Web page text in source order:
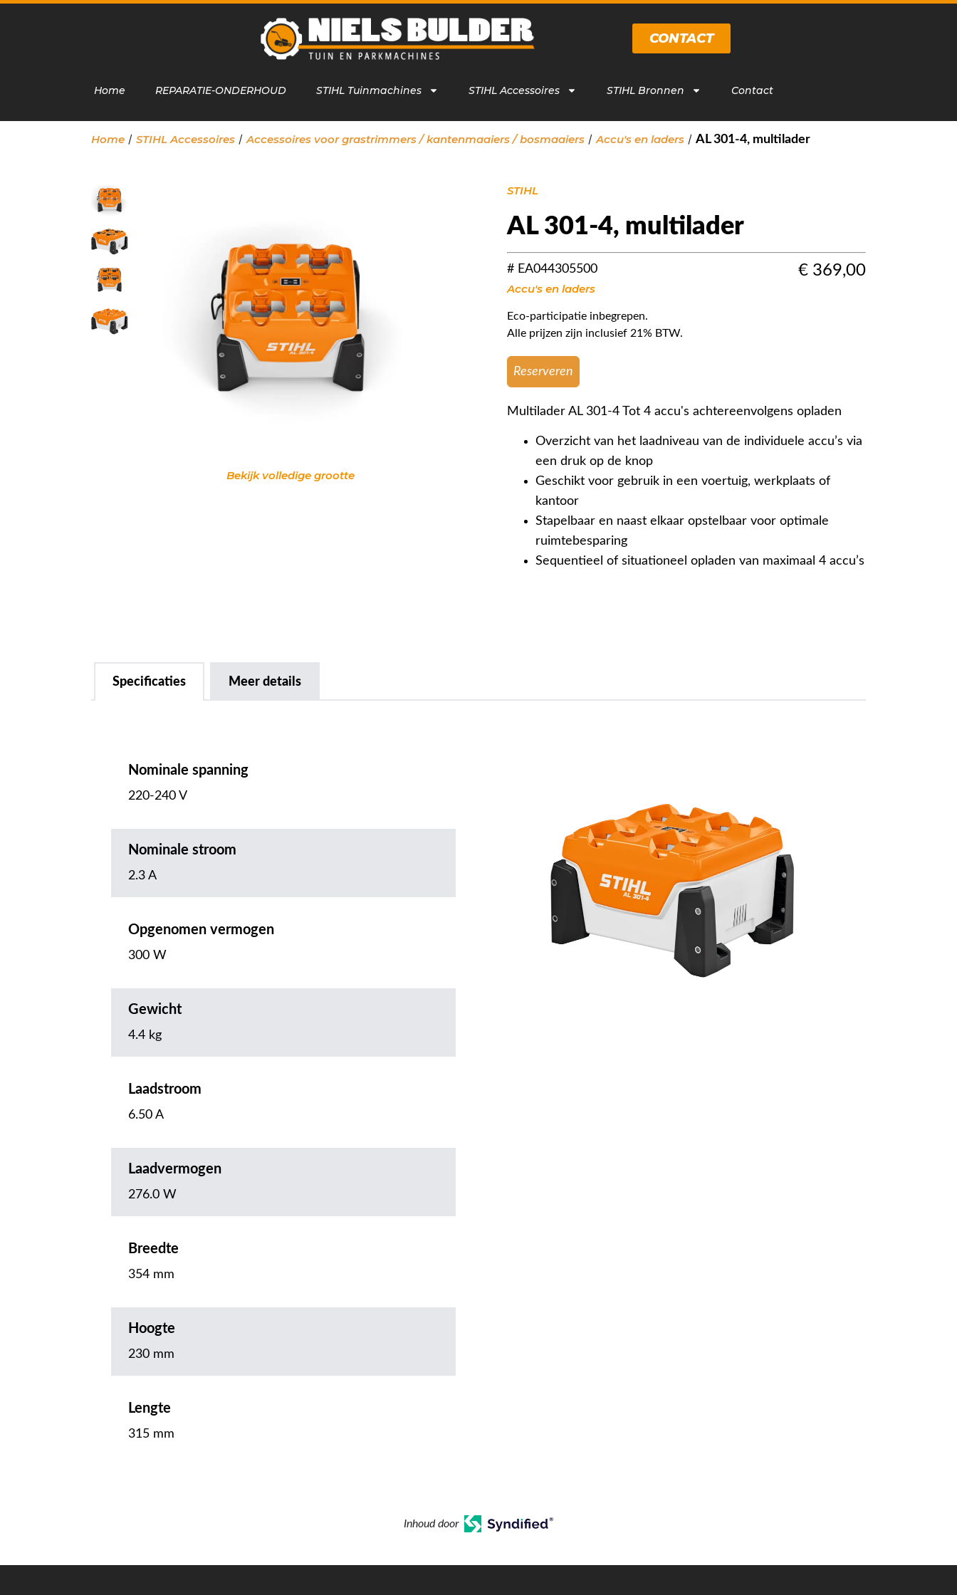
CONTACT
Home REPARATIE-ONDERHOUD STIHL Tuinmachines STIHL Accessoires STIHL Bronnen Contact
Home / STIHL Accessoires / Accessoires voor grastrimmers / kantenmaaiers / bosmaaiers / Accu's en laders / AL 301-4, multilader
Bekijk volledige grootte
STIHL
AL 301-4, multilader
# EA044305500
Accu's en laders
€ 369,00
Eco-participatie inbegrepen.
Alle prijzen zijn inclusief 21% BTW.
Reserveren
Multilader AL 301-4 Tot 4 accu's achtereenvolgens opladen
Overzicht van het laadniveau van de individuele accu’s via
een druk op de knop
Geschikt voor gebruik in een voertuig, werkplaats of
kantoor
Stapelbaar en naast elkaar opstelbaar voor optimale
ruimtebesparing
Sequentieel of situationeel opladen van maximaal 4 accu’s
Specificaties Meer details
Nominale spanning
220-240 V
Nominale stroom
2.3 A
Opgenomen vermogen
300 W
Gewicht
4.4 kg
Laadstroom
6.50 A
Laadvermogen
276.0 W
Breedte
354 mm
Hoogte
230 mm
Lengte
315 mm
Inhoud door